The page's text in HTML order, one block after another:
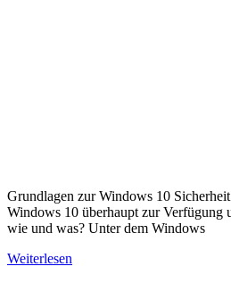
Grundlagen zur Windows 10
Windows 10 überhaupt zur Verfügung
wie und was? Unter dem Windows
Weiterlesen